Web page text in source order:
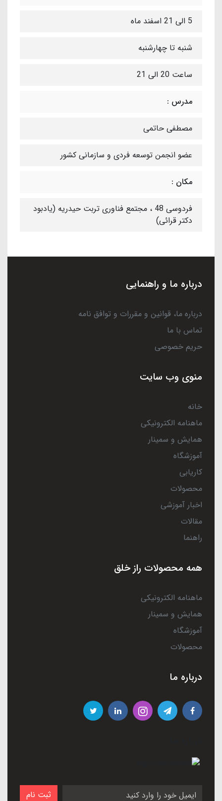
5 الی 21 اسفند ماه
شنبه تا چهارشنبه
ساعت 20 الی 21
مدرس :
مصطفی حاتمی
عضو انجمن توسعه فردی و سازمانی کشور
مکان :
فردوسی 48 ، مجتمع فناوری تربت حیدریه (یادبود
دکتر قرائی)
درباره ما و راهنمایی
درباره ما، قوانین و مقررات و توافق نامه
تماس با ما
حریم خصوصی
منوی وب سایت
خانه
ماهنامه الکترونیکی
همایش و سمینار
آموزشگاه
کاریابی
محصولات
اخبار آموزشی
مقالات
راهنما
همه محصولات راز خلق
ماهنامه الکترونیکی
همایش و سمینار
آموزشگاه
محصولات
درباره ما
ثبت نام